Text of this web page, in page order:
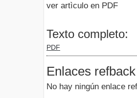
ver artìculo en PDF
Texto completo:
PDF
Enlaces refback
No hay ningún enlace